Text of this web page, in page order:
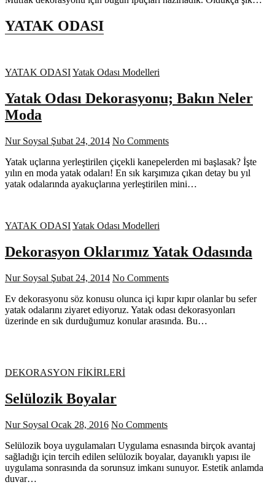
YATAK ODASI
YATAK ODASIYatak Odası Modelleri
Yatak Odası Dekorasyonu; Bakın Neler
Moda
Nur Soysal Şubat 24, 2014 No Comments
Yatak uçlarına yerleştirilen çiçekli kanepelerden mi başlasak? İşte
yılın en moda yatak odaları! En sık karşımıza çıkan detay bu yıl
yatak odalarında ayakuçlarına yerleştirilen mini…
YATAK ODASIYatak Odası Modelleri
Dekorasyon Oklarımız Yatak Odasında
Nur Soysal Şubat 24, 2014 No Comments
Ev dekorasyonu söz konusu olunca içi kıpır kıpır olanlar bu sefer
yatak odalarını ziyaret ediyoruz. Yatak odası dekorasyonları
üzerinde en sık durduğumuz konular arasında. Bu…
DEKORASYON FİKİRLERİ
Selülozik Boyalar
Nur Soysal Ocak 28, 2016 No Comments
Selülozik boya uygulamaları Uygulama esnasında birçok avantaj
sağladığı için tercih edilen selülozik boyalar, dayanıklı yapısı ile
uygulama sonrasında da sorunsuz imkanı sunuyor. Estetik anlamda
duvar…